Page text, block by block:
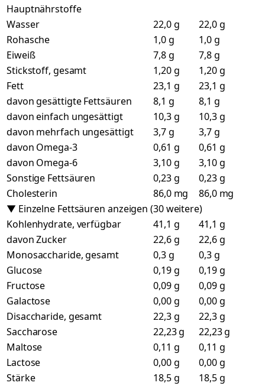
Hauptnährstoffe
Wasser
22,0 g
22,0 g
Rohasche
1,0 g
1,0 g
Eiweiß
7,8 g
7,8 g
Stickstoff, gesamt
1,20 g
1,20 g
Fett
23,1 g
23,1 g
davon gesättigte Fettsäuren
8,1 g
8,1 g
davon einfach ungesättigt
10,3 g
10,3 g
davon mehrfach ungesättigt
3,7 g
3,7 g
davon Omega-3
0,61 g
0,61 g
davon Omega-6
3,10 g
3,10 g
Sonstige Fettsäuren
0,23 g
0,23 g
Cholesterin
86,0 mg
86,0 mg
▼ Einzelne Fettsäuren anzeigen (30 weitere)
Kohlenhydrate, verfügbar
41,1 g
41,1 g
davon Zucker
22,6 g
22,6 g
Monosaccharide, gesamt
0,3 g
0,3 g
Glucose
0,19 g
0,19 g
Fructose
0,09 g
0,09 g
Galactose
0,00 g
0,00 g
Disaccharide, gesamt
22,3 g
22,3 g
Saccharose
22,23 g
22,23 g
Maltose
0,11 g
0,11 g
Lactose
0,00 g
0,00 g
Stärke
18,5 g
18,5 g